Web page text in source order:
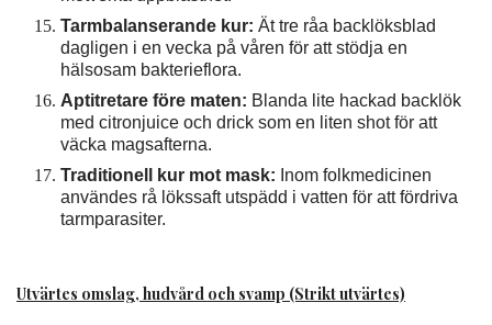
Tarmbalanserande kur: Ät tre råa backlöksblad
dagligen i en vecka på våren för att stödja en
hälsosam bakterieflora.
Aptitretare före maten: Blanda lite hackad backlök
med citronjuice och drick som en liten shot för att
väcka magsafterna.
Traditionell kur mot mask: Inom folkmedicinen
användes rå lökssaft utspädd i vatten för att fördriva
tarmparasiter.
Utvärtes omslag, hudvård och svamp (Strikt utvärtes)